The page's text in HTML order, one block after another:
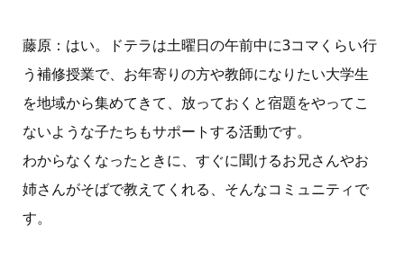
藤原：はい。ドテラは土曜日の午前中に3コマくらい行
う補修授業で、お年寄りの方や教師になりたい大学生
を地域から集めてきて、放っておくと宿題をやってこ
ないような子たちもサポートする活動です。
わからなくなったときに、すぐに聞けるお兄さんやお
姉さんがそばで教えてくれる、そんなコミュニティで
す。